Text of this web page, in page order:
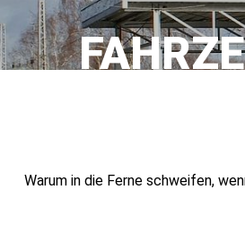
Warum in die Ferne schweifen,